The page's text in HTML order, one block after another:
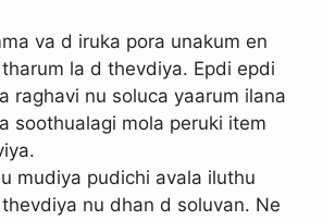
va d iruka pora unakum en
la d thevdiya. Epdi epdi
raghavi nu soluca yaarum ilana
soothualagi mola peruki item
mudiya pudichi avala iluthu
nu dhan d soluvan. Ne